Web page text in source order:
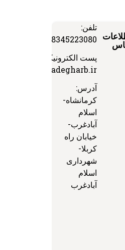
تلفن:
08345223080
پست الکترونیکی:
info@islamabadegharb.ir
آدرس:
کرمانشاه-
اسلام
آبادغرب-
خیابان راه
کربلا-
شهرداری
اسلام
آبادغرب